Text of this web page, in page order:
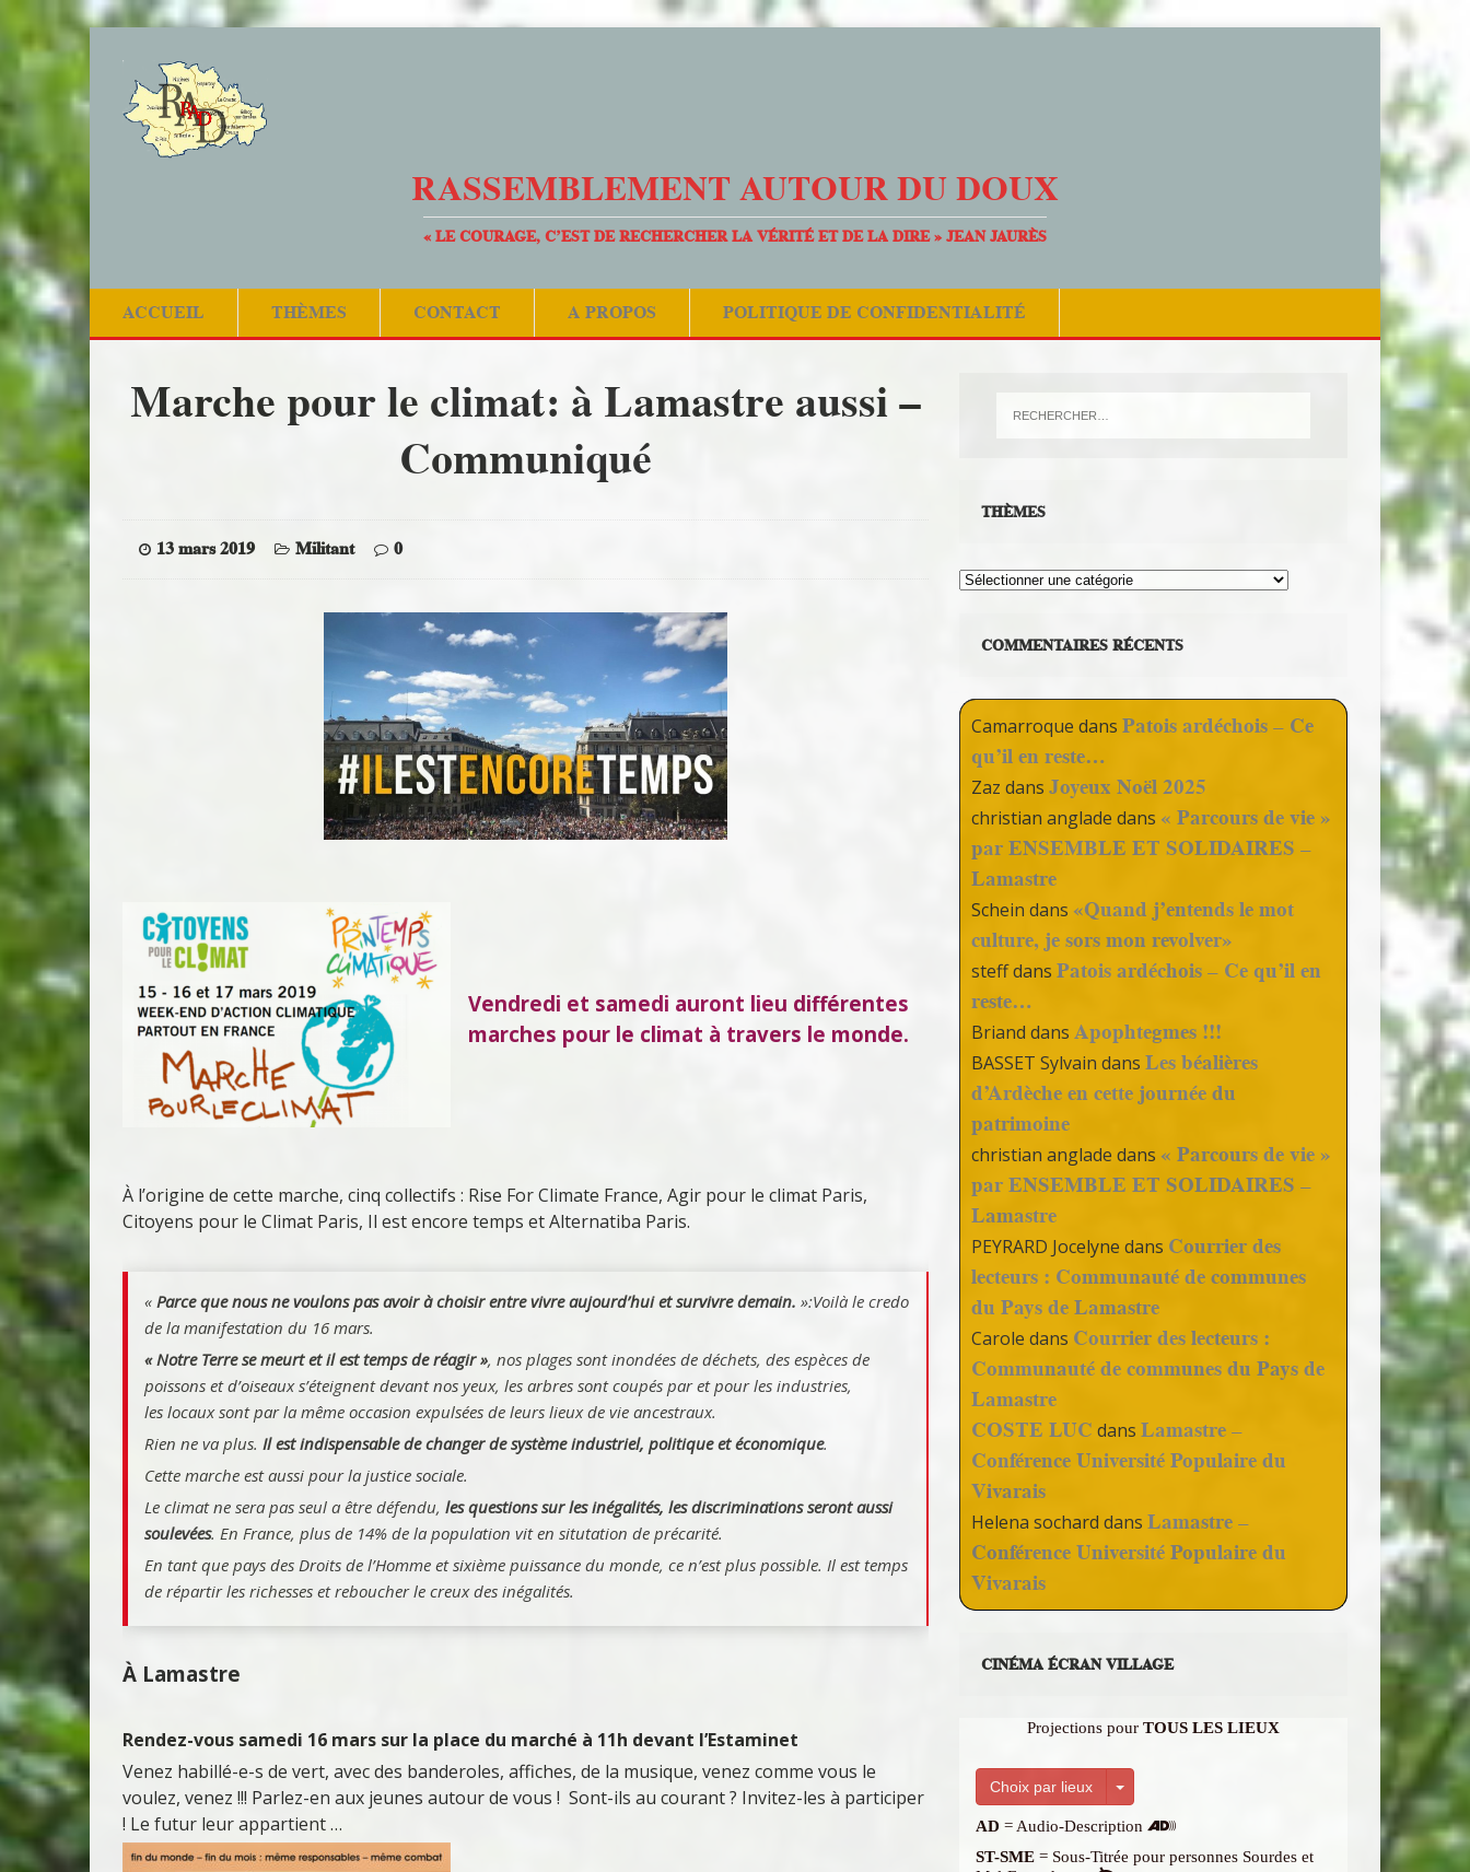
RASSEMBLEMENT AUTOUR DU DOUX
« LE COURAGE, C’EST DE RECHERCHER LA VÉRITÉ ET DE LA DIRE » JEAN JAURÈS
ACCUEIL THÈMES CONTACT A PROPOS POLITIQUE DE CONFIDENTIALITÉ
Marche pour le climat: à Lamastre aussi –
Communiqué
13 mars 2019 Militant 0
Vendredi et samedi auront lieu différentes
marches pour le climat à travers le monde.
À l’origine de cette marche, cinq collectifs : Rise For Climate France, Agir pour le climat Paris,
Citoyens pour le Climat Paris, Il est encore temps et Alternatiba Paris.
« Parce que nous ne voulons pas avoir à choisir entre vivre aujourd’hui et survivre demain. »:Voilà le credo
de la manifestation du 16 mars.
« Notre Terre se meurt et il est temps de réagir », nos plages sont inondées de déchets, des espèces de
poissons et d’oiseaux s’éteignent devant nos yeux, les arbres sont coupés par et pour les industries,
les locaux sont par la même occasion expulsées de leurs lieux de vie ancestraux.
Rien ne va plus. Il est indispensable de changer de système industriel, politique et économique.
Cette marche est aussi pour la justice sociale.
Le climat ne sera pas seul a être défendu, les questions sur les inégalités, les discriminations seront aussi
soulevées. En France, plus de 14% de la population vit en situtation de précarité.
En tant que pays des Droits de l’Homme et sixième puissance du monde, ce n’est plus possible. Il est temps
de répartir les richesses et reboucher le creux des inégalités.
À Lamastre
Rendez-vous samedi 16 mars sur la place du marché à 11h devant l’Estaminet
Venez habillé-e-s de vert, avec des banderoles, affiches, de la musique, venez comme vous le
voulez, venez !!! Parlez-en aux jeunes autour de vous ! Sont-ils au courant ? Invitez-les à participer
! Le futur leur appartient …
THÈMES
Thèmes
COMMENTAIRES RÉCENTS
Camarroque dansPatois ardéchois – Ce
qu’il en reste…
Zaz dansJoyeux Noël 2025
christian anglade dans « Parcours de vie »
par ENSEMBLE ET SOLIDAIRES –
Lamastre
Schein dans «Quand j’entends le mot
culture, je sors mon revolver»
steffdansPatois ardéchois – Ce qu’il en
reste…
Briand dansApophtegmes !!!
BASSET Sylvain dansLes béalières
d’Ardèche en cette journée du
patrimoine
christian anglade dans « Parcours de vie »
par ENSEMBLE ET SOLIDAIRES –
Lamastre
PEYRARD Jocelyne dans Courrier des
lecteurs : Communauté de communes
du Pays de Lamastre
Carole dans Courrier des lecteurs :
Communauté de communes du Pays de
Lamastre
COSTE LUC dansLamastre –
Conférence Université Populaire du
Vivarais
Helena sochard dansLamastre –
Conférence Université Populaire du
Vivarais
CINÉMA ÉCRAN VILLAGE